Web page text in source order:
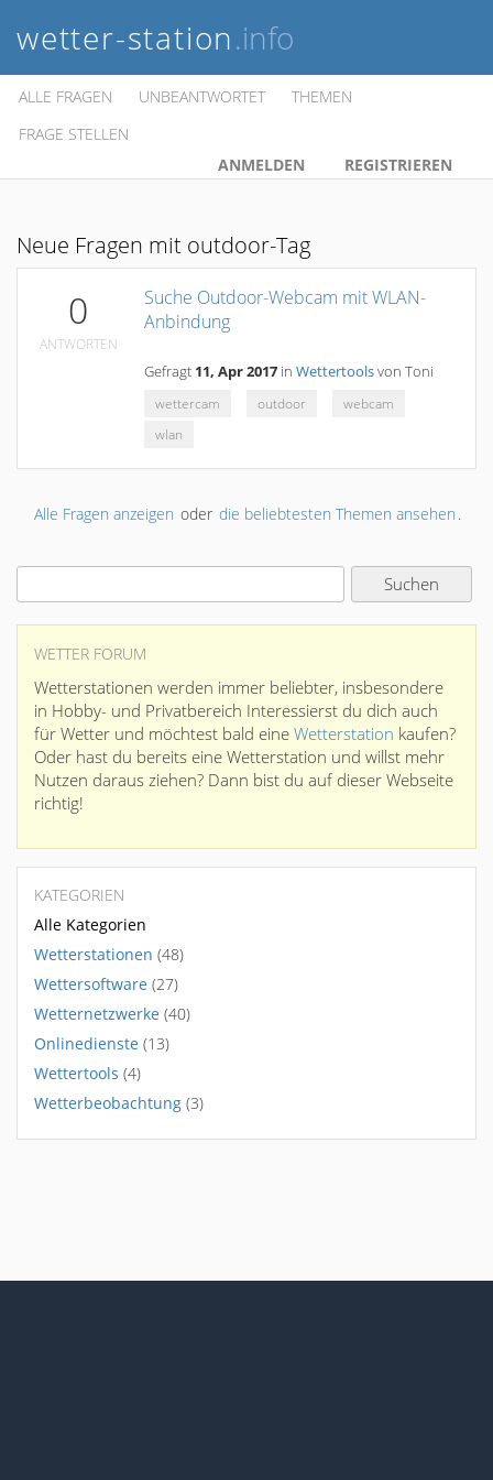
wetter-station.info
ALLE FRAGEN UNBEANTWORTET
THEMEN
FRAGE STELLEN
ANMELDEN
REGISTRIEREN
Neue Fragen mit outdoor-Tag
0
ANTWORTEN
Suche Outdoor-Webcam mit WLAN-
Anbindung
Gefragt 11, Apr 2017 in Wettertoolsvon Toni
wettercam
outdoor
webcam
wlan
Alle Fragen anzeigen oder die beliebtesten Themen ansehen .
WETTER FORUM
Wetterstationen werden immer beliebter, insbesondere
in Hobby- und Privatbereich Interessierst du dich auch
für Wetter und möchtest bald eine Wetterstation kaufen?
Oder hast du bereits eine Wetterstation und willst mehr
Nutzen daraus ziehen? Dann bist du auf dieser Webseite
richtig!
KATEGORIEN
Alle Kategorien
Wetterstationen (48)
Wettersoftware (27)
Wetternetzwerke (40)
Onlinedienste (13)
Wettertools (4)
Wetterbeobachtung (3)